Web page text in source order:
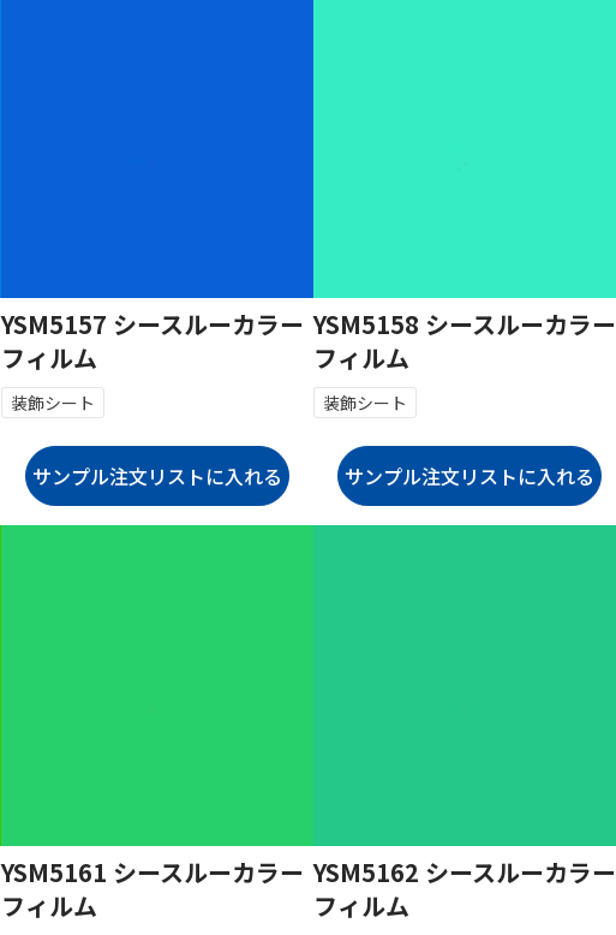
YSM5157 シースルーカラー
フィルム
装飾シート
YSM5158 シースルーカラー
フィルム
装飾シート
YSM5161 シースルーカラー
フィルム
YSM5162 シースルーカラー
フィルム